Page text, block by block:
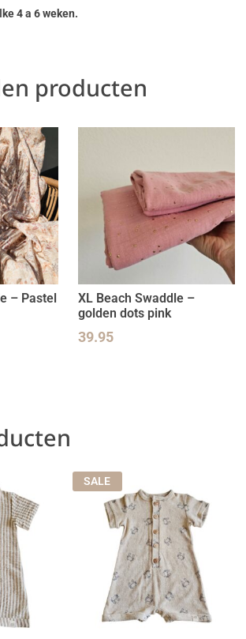
4 a 6 weken.
producten
– Pastel
XL Beach Swaddle –
golden dots pink
39.95
SALE